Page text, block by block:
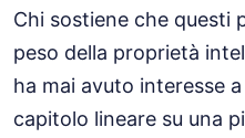
Chi sostiene che questi
peso della proprietà
ha mai avuto interesse
capitolo lineare su una